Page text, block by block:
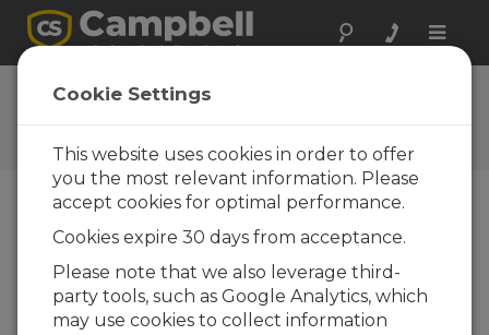
Toggle
AL205E Firmware
Obtenez le dernier
téléchargement
Téléchargement du Menu
Voulez-vous un accès instantané aux
téléchargements? Log InouEnregistrez-
Cookie Settings
This website uses cookies in order to offer
you the most relevant information. Please
accept cookies for optimal performance.
Cookies expire 30 days from acceptance.
Please note that we also leverage third-
party tools, such as Google Analytics, which
may use cookies to collect information